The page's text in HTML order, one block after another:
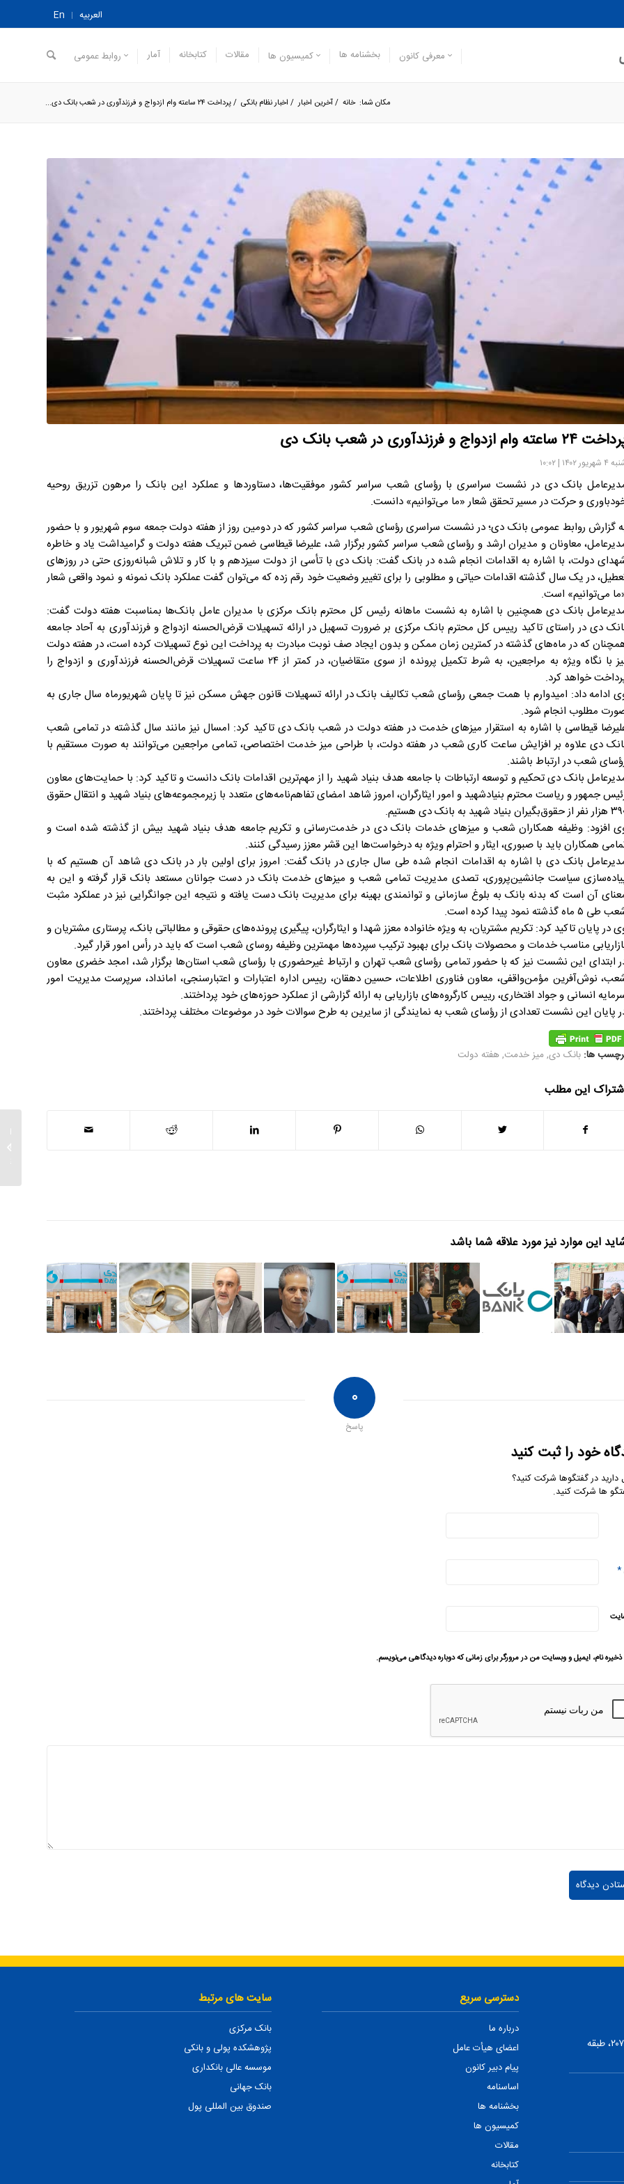
العربیه En
معرفی کانون بخشنامه ها کمیسیون ها مقالات کتابخانه آمار روابط عمومی
مکان شما: خانه /آخرین اخبار / اخبار نظام بانکی /پرداخت ۲۴ ساعته وام ازدواج و فرزندآوری در شعب بانک دی...
ساعته وام ازدواج و فرزندآوری در شعب بانک دی
۱۴۰۲ | ۱۰:۰۲
بانک دی در نشست سراسری با رؤسای شعب سراسر کشور موفقیت‌ها، دستاوردها و عملکرد این بانک را مرهون تزریق روحیه
و حرکت در مسیر تحقق شعار «ما می‌توانیم» دانست.
گزارش روابط عمومی بانک دی؛ در نشست سراسری رؤسای شعب سراسر کشور که در دومین روز از هفته دولت جمعه سوم شهریور و با حضور
معاونان و مدیران ارشد و رؤسای شعب سراسر کشور برگزار شد، علیرضا قیطاسی ضمن تبریک هفته دولت و گرامیداشت یاد و خاطره
دولت، با اشاره به اقدامات انجام شده در بانک گفت: بانک دی با تأسی از دولت سیزدهم و با کار و تلاش شبانه‌روزی حتی در روزهای
در یک سال گذشته اقدامات حیاتی و مطلوبی را برای تغییر وضعیت خود رقم زده که می‌توان گفت عملکرد بانک نمونه و نمود واقعی شعار
می‌توانیم» است.
بانک دی همچنین با اشاره به نشست ماهانه رئیس کل محترم بانک مرکزی با مدیران عامل بانک‌ها بمناسبت هفته دولت گفت:
دی در راستای تاکید رییس کل محترم بانک مرکزی بر ضرورت تسهیل در ارائه تسهیلات قرض‌الحسنه ازدواج و فرزندآوری به آحاد جامعه
که در ماه‌های گذشته در کمترین زمان ممکن و بدون ایجاد صف نوبت مبادرت به پرداخت این نوع تسهیلات کرده است، در هفته دولت
نیز با نگاه ویژه به مراجعین، به شرط تکمیل پرونده از سوی متقاضیان، در کمتر از ۲۴ ساعت تسهیلات قرض‌الحسنه فرزندآوری و ازدواج را
خواهد کرد.
ادامه داد: امیدوارم با همت جمعی رؤسای شعب تکالیف بانک در ارائه تسهیلات قانون جهش مسکن نیز تا پایان شهریورماه سال جاری به
مطلوب انجام شود.
قیطاسی با اشاره به استقرار میزهای خدمت در هفته دولت در شعب بانک دی تاکید کرد: امسال نیز مانند سال گذشته در تمامی شعب
دی علاوه بر افزایش ساعت کاری شعب در هفته دولت، با طراحی میز خدمت اختصاصی، تمامی مراجعین می‌توانند به صورت مستقیم با
شعب در ارتباط باشند.
بانک دی تحکیم و توسعه ارتباطات با جامعه هدف بنیاد شهید را از مهم‌ترین اقدامات بانک دانست و تاکید کرد: با حمایت‌های معاون
جمهور و ریاست محترم بنیادشهید و امور ایثارگران، امروز شاهد امضای تفاهم‌نامه‌های متعدد با زیرمجموعه‌های بنیاد شهید و انتقال حقوق
بنیاد شهید به بانک دی هستیم.
افزود: وظیفه همکاران شعب و میزهای خدمات بانک دی در خدمت‌رسانی و تکریم جامعه هدف بنیاد شهید بیش از گذشته شده است و
همکاران باید با صبوری، ایثار و احترام ویژه به درخواست‌ها این قشر معزز رسیدگی کنند.
بانک دی با اشاره به اقدامات انجام شده طی سال جاری در بانک گفت: امروز برای اولین بار در بانک دی شاهد آن هستیم که با
سیاست جانشین‌پروری، تصدی مدیریت تمامی شعب و میزهای خدمت بانک در دست جوانان مستعد بانک قرار گرفته و این به
آن است که بدنه بانک به بلوغ سازمانی و توانمندی بهینه برای مدیریت بانک دست‌ یافته و نتیجه این جوانگرایی نیز در عملکرد مثبت
۵ ماه گذشته نمود پیدا کرده است.
در پایان تاکید کرد: تکریم مشتریان، به ویژه خانواده معزز شهدا و ایثارگران، پیگیری پرونده‌های حقوقی و مطالباتی بانک، پرستاری مشتریان و
مناسب خدمات و محصولات بانک برای بهبود ترکیب سپرده‌ها مهمترین وظیفه روسای شعب است که باید در رأس امور قرار گیرد.
ابتدای این نشست نیز که با حضور تمامی رؤسای شعب تهران و ارتباط غیرحضوری با رؤسای شعب استان‌ها برگزار شد، امجد خضری معاون
نوش‌آفرین مؤمن‌واقفی، معاون فناوری اطلاعات، حسین دهقان، رییس اداره اعتبارات و اعتبارسنجی، امانداد، سرپرست مدیریت امور
انسانی و جواد افتخاری، رییس کارگروه‌های بازاریابی به ارائه گزارشی از عملکرد حوزه‌های خود پرداختند.
پایان این نشست تعدادی از رؤسای شعب به نمایندگی از سایرین به طرح سوالات خود در موضوعات مختلف پرداختند.
ها: بانک دی, میز خدمت,هفته دولت
این مطلب
این موارد نیز مورد علاقه شما باشد
۰
پاسخ
خود را ثبت کنید
دارید در گفتگوها شرکت کنید؟
ها شرکت کنید.
*
ذخیره نام، ایمیل و وبسایت من در مرورگر برای زمانی که دوباره دیدگاهی می‌نویسم.
تهران، ضلع شمالی بلوار میرداماد، بین نفت و شمس تبریزی، پلاک ۲۰۷، طبقه
دسترسی سریع
درباره ما
اعضای هیأت عامل
پیام دبیر کانون
اساسنامه
بخشنامه ها
کمیسیون ها
مقالات
کتابخانه
سایت های مرتبط
بانک مرکزی
پژوهشکده پولی و بانکی
موسسه عالی بانکداری
بانک جهانی
صندوق بین المللی پول